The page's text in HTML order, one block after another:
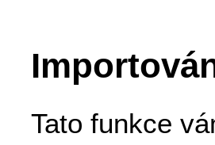
Tato funkce